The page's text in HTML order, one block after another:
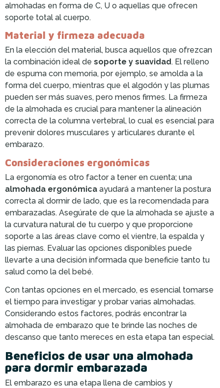
almohadas en forma de C, U o aquellas que ofrecen
soporte total al cuerpo.
Material y firmeza adecuada
En la elección del material, busca aquellos que ofrezcan
la combinación ideal de soporte y suavidad. El relleno
de espuma con memoria, por ejemplo, se amolda a la
forma del cuerpo, mientras que el algodón y las plumas
pueden ser más suaves, pero menos firmes. La firmeza
de la almohada es crucial para mantener la alineación
correcta de la columna vertebral, lo cual es esencial para
prevenir dolores musculares y articulares durante el
embarazo.
Consideraciones ergonómicas
La ergonomía es otro factor a tener en cuenta; una
almohada ergonómica ayudará a mantener la postura
correcta al dormir de lado, que es la recomendada para
embarazadas. Asegúrate de que la almohada se ajuste a
la curvatura natural de tu cuerpo y que proporcione
soporte a las áreas clave como el vientre, la espalda y
las piernas. Evaluar las opciones disponibles puede
llevarte a una decisión informada que beneficie tanto tu
salud como la del bebé.
Con tantas opciones en el mercado, es esencial tomarse
el tiempo para investigar y probar varias almohadas.
Considerando estos factores, podrás encontrar la
almohada de embarazo que te brinde las noches de
descanso que tanto mereces en esta etapa tan especial.
Beneficios de usar una almohada
para dormir embarazada
El embarazo es una etapa llena de cambios y